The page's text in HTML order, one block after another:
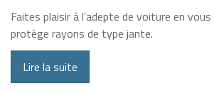
Faites plaisir à l’adepte de voiture en
protège rayons de type jante.
Lire la suite